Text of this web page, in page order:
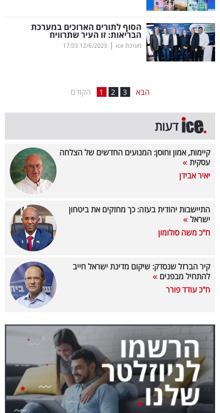
תרבות
ופנאי
תיירות
המילון
הכלכלי
פודקאסט
40
ניוזלטרים
מייל
אדום
הסוף לתורים הארוכים במערכת
הבריאות: זו העיר שתרוויח
מערכת ice |
12/6/2025
17:03
הקודם 1 2 3 הבא
דעות
קיימות, אמון וחוסן: המנועים החדשים של הצלחה
עסקית
יאיר אבידן
התיישבות יהודית בעזה: כך מחזקים את ביטחון
ישראל
ח"כ משה סולומון
קיר הברזל שנסדק: שיקום מדינת ישראל חייב
להתחיל מבפנים
ח"כ עודד פורר